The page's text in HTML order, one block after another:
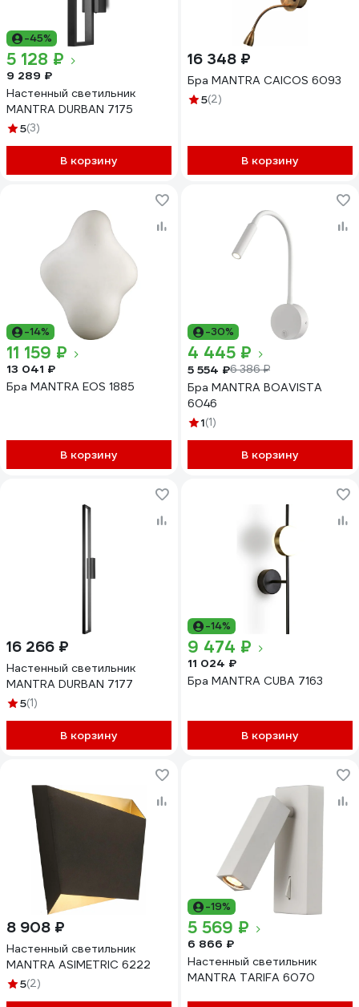
-45%
5 128 ₽
9 289 ₽
Настенный светильник
MANTRA DURBAN 7175
5(3)
В корзину
16 348 ₽
Бра MANTRA CAICOS 6093
5(2)
В корзину
-14%
11 159 ₽
13 041 ₽
Бра MANTRA EOS 1885
В корзину
-30%
4 445 ₽
5 554 ₽6 386 ₽
Бра MANTRA BOAVISTA
6046
1(1)
В корзину
16 266 ₽
Настенный светильник
MANTRA DURBAN 7177
5(1)
В корзину
-14%
9 474 ₽
11 024 ₽
Бра MANTRA CUBA 7163
В корзину
8 908 ₽
Настенный светильник
MANTRA ASIMETRIC 6222
5(2)
-19%
5 569 ₽
6 866 ₽
Настенный светильник
MANTRA TARIFA 6070